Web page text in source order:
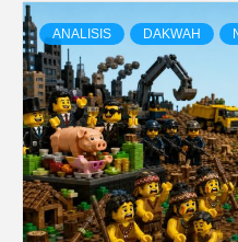
ANALISIS DAKWAH